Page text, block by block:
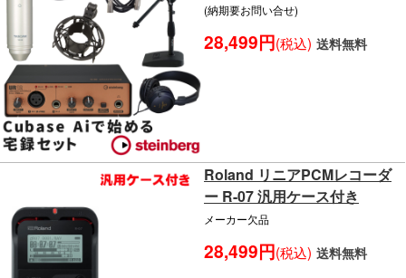
(納期要お問い合せ)
28,499円(税込) 送料無料
Roland リニアPCMレコーダ
ー R-07 汎用ケース付き
メーカー欠品
28,499円(税込) 送料無料